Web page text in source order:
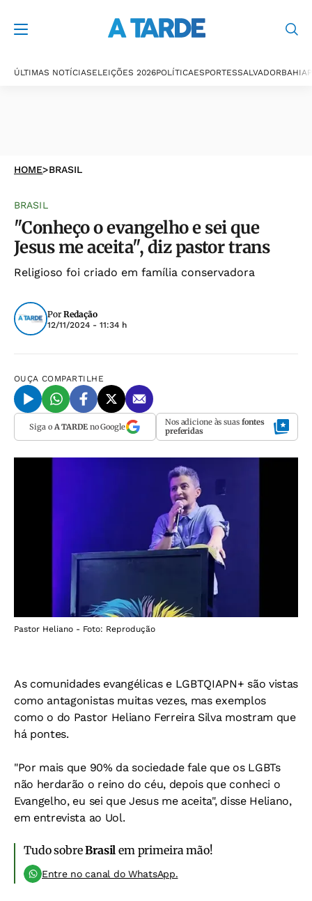
ÚLTIMAS NOTÍCIASELEIÇÕES 2026POLÍTICAESPORTESSALVADORBAHIA
HOME>BRASIL
BRASIL
"Conheço o evangelho e sei que
Jesus me aceita", diz pastor trans
Religioso foi criado em família conservadora
Por Redação
12/11/2024 - 11:34 h
OUÇA COMPARTILHE
Siga o A TARDEno Google Nos adicione às suas fontes
preferidas
Pastor Heliano - Foto: Reprodução
As comunidades evangélicas e LGBTQIAPN+ são vistas
como antagonistas muitas vezes, mas exemplos
como o do Pastor Heliano Ferreira Silva mostram que
há pontes.
"Por mais que 90% da sociedade fale que os LGBTs
não herdarão o reino do céu, depois que conheci o
Evangelho, eu sei que Jesus me aceita", disse Heliano,
em entrevista ao Uol.
Tudo sobreBrasil em primeira mão!
Entre no canal do WhatsApp.